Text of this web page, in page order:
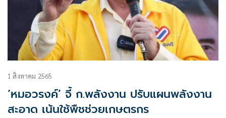
1 สิงหาคม 2565
‘หมอวรงค์’ จี้ ก.พลังงาน ปรับแผนพลังงาน
สะอาด เน้นใช้พืชช่วยเกษตรกร